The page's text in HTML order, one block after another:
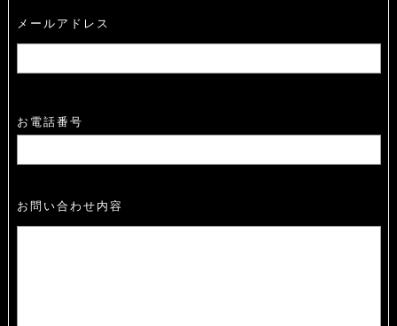
メールアドレス
お電話番号
お問い合わせ内容